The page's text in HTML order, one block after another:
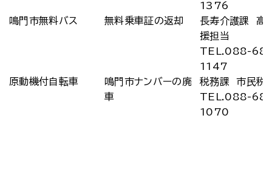
1376
鳴門市無料バス
無料乗車証の返却
長寿介護課 高
援担当
TEL.088-
1147
原動機付自転車
鳴門市ナンバーの廃
車
税務課 市民税
TEL.088-
1070